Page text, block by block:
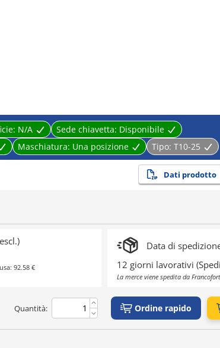
N/A Sede chiavetta: Disponibile
Maschiatura: Una posizione Tipo: T10-25
Dati prodotto
92.58 €
Data di
12 giorni lavorativi
La merce viene spedita da
Quantità: Ordine rapido